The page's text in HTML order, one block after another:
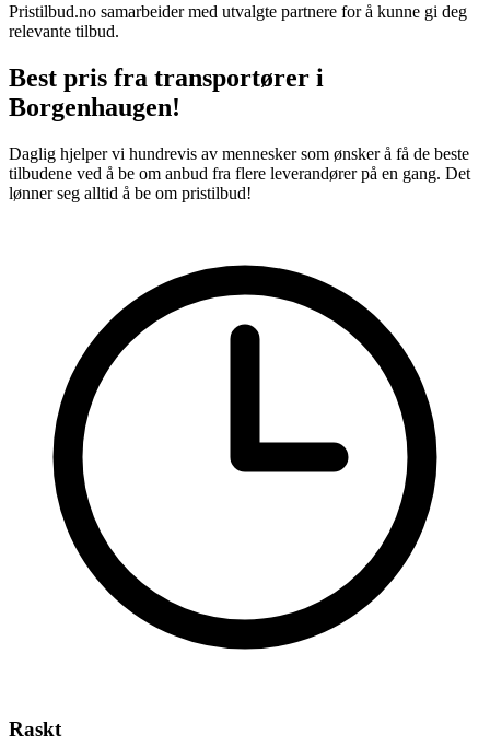
Pristilbud.no samarbeider med utvalgte partnere for å kunne gi deg
relevante tilbud.
Best pris fra transportører i
Borgenhaugen!
Daglig hjelper vi hundrevis av mennesker som ønsker å få de beste
tilbudene ved å be om anbud fra flere leverandører på en gang. Det
lønner seg alltid å be om pristilbud!
Raskt